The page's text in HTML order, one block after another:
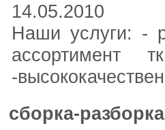
14.05.2010
Наши услуги: -
ассортимент
-
сборка-